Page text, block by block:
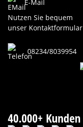
E-Mail
Nutzen Sie bequem
unser Kontaktformular
08234/8039954
40.000+ Kunden